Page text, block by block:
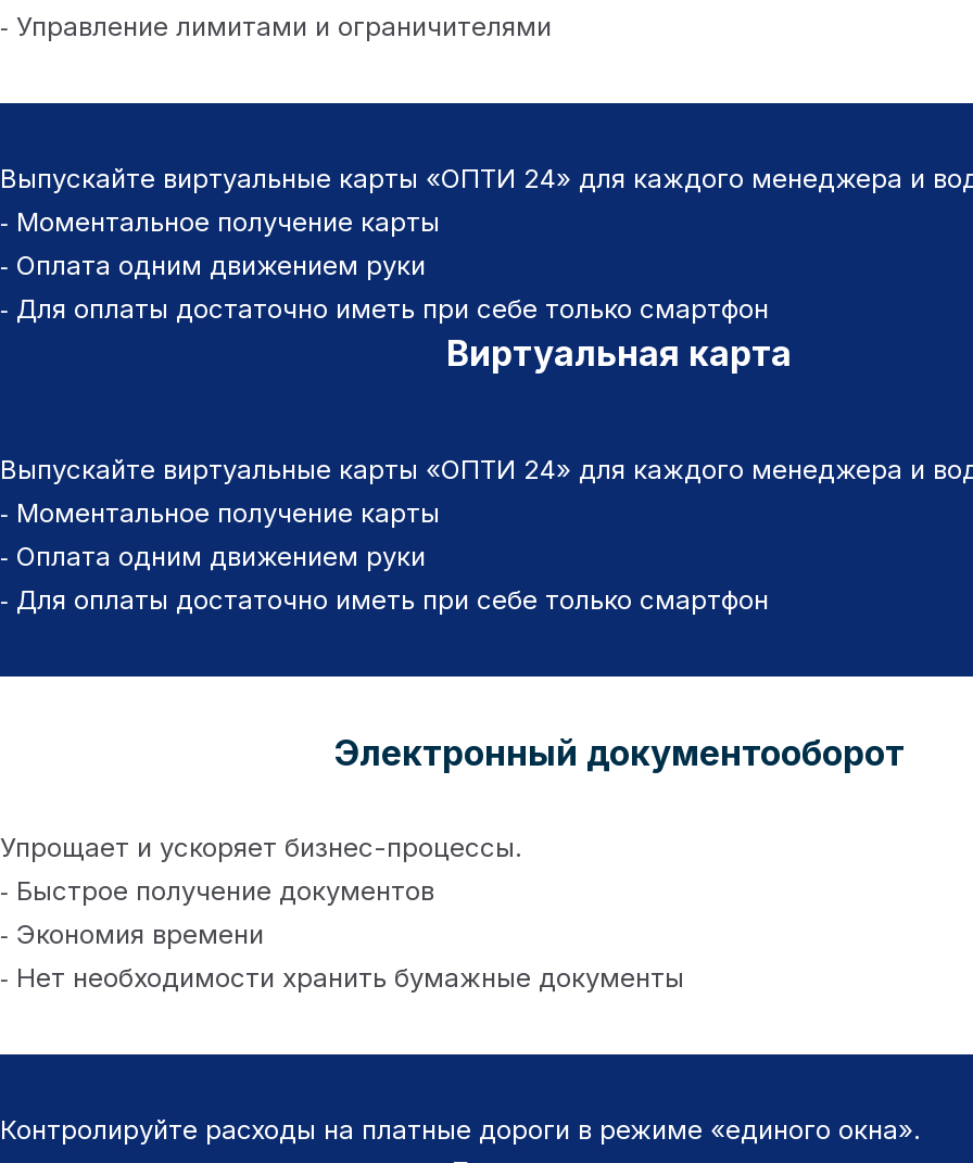
⁃ Управление лимитами и ограничителями
Выпускайте виртуальные карты «ОПТИ 24» для каждого менеджера и
⁃ Моментальное получение карты
⁃ Оплата одним движением руки
⁃ Для оплаты достаточно иметь при себе только смартфон
Виртуальная карта
Выпускайте виртуальные карты «ОПТИ 24» для каждого менеджера и
⁃ Моментальное получение карты
⁃ Оплата одним движением руки
⁃ Для оплаты достаточно иметь при себе только смартфон
Электронный документооборот
Упрощает и ускоряет бизнес-процессы.
⁃ Быстрое получение документов
⁃ Экономия времени
⁃ Нет необходимости хранить бумажные документы
Контролируйте расходы на платные дороги в режиме «единого окна».